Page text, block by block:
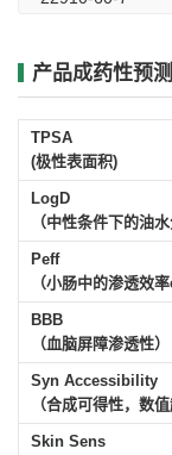
产品成药性预
TPSA
(极性表面积)
LogD
（中性条件下的油
Peff
（小肠中的渗透效
BBB
（血脑屏障渗透性）
Syn Accessibility
（合成可得性，数
Skin Sens